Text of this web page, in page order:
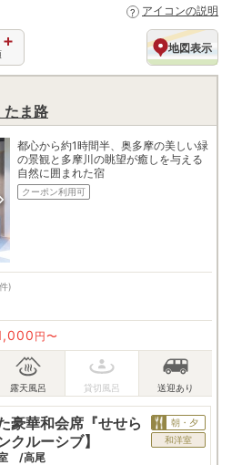
アイコンの説明
地図表示
ま路
都心から約1時間半、奥多摩の美しい緑
の景観と多摩川の眺望が癒しを与える
自然に囲まれた宿
クーポン利用可
)
円〜
豪華和会席『せせら
クルーシブ】
室 /高尾
朝・夕
和洋室